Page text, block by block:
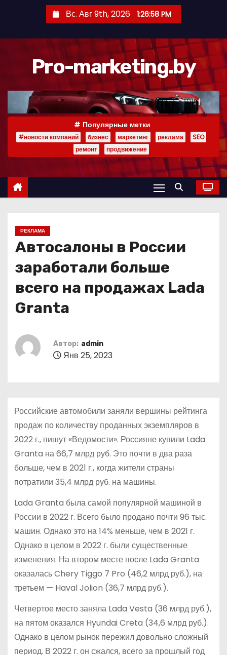
р
Вс. Авг 9th, 2026 1:26:59 PM
Pro-marketing.by
Популярные метки
#новости компаний бизнес маркетинг реклама
SEO
ремонт
продвижение
РЕКЛАМА
Автосалоны в России
заработали больше
всего на продажах Lada
Granta
Автор: admin
Янв 25, 2023
Российские автомобили заняли вершины рейтинга
продаж по количеству проданных экземпляров в
2022 г., пишут «Ведомости». Россияне купили Lada
Granta на 66,7 млрд руб. Это почти в два раза
больше, чем в 2021 г., когда жители страны
потратили 35,4 млрд руб. на машины.
Lada Granta была самой популярной машиной в
России в 2022 г. Всего было продано почти 96 тыс.
машин. Однако это на 14% меньше, чем в 2021 г.
Однако в целом в 2022 г. были существенные
изменения. На втором месте после Lada Granta
оказалась Chery Tiggo 7 Pro (46,2 млрд руб.), на
третьем — Haval Jolion (36,7 млрд руб.).
Четвертое место заняла Lada Vesta (36 млрд руб.),
на пятом оказался Hyundai Creta (34,6 млрд руб.).
Однако в целом рынок пережил довольно сложный
период. В 2022 г. он сжался, всего за прошлый год